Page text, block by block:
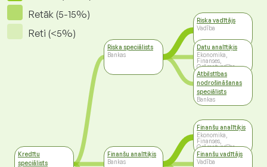
Retāk (5-15%)
Reti (<5%)
Kredītu
speciālists
Riska speciālists
Bankas
Finanšu analītiķis
Bankas
Riska vadītājs
Vadība
Datu analītiķis
Ekonomika,
Finanses,
Grāmatvedība
Atbilstības
nodrošināšanas
speciālists
Bankas
Finanšu analītiķis
Ekonomika,
Finanses,
Grāmatvedība
Finanšu vadītājs
Vadība